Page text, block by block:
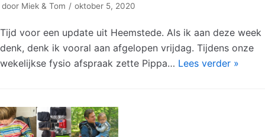
door Miek & Tom oktober 5, 2020
Tijd voor een update uit Heemstede. Als ik aan deze week
denk, denk ik vooral aan afgelopen vrijdag. Tijdens onze
wekelijkse fysio afspraak zette Pippa… Lees verder »